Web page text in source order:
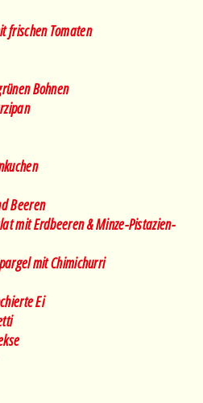
frischen Tomaten
Bohnen
Beeren
mit Erdbeeren & Minze-Pistazien-
mit Chimichurri
Ei